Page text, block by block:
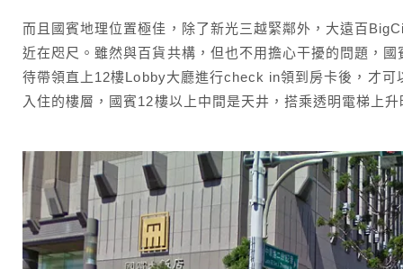
而且國賓地理位置極佳，除了新光三越緊鄰外，大遠百
近在咫尺。雖然與百貨共構，但也不用擔心干擾的問題，
待帶領直上12樓Lobby大廳進行check in領到房卡後，才
入住的樓層，國賓12樓以上中間是天井，搭乘透明電梯上